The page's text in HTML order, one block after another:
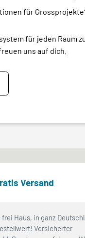
für
für jeden Raum
uns auf dich.
Versand
Haus, in ganz
Versicherter